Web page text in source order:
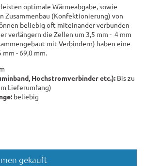
optimale Wärmeabgabe, sowie
Zusammenbau (Konfektionierung) von
beliebig oft miteinander verbunden
verlängern die Zellen um 3,5 mm - 4 mm
mit Verbindern) haben eine
mm - 69,0 mm.
Hochstromverbinder etc.): Bis zu
Lieferumfang)
beliebig
gekauft